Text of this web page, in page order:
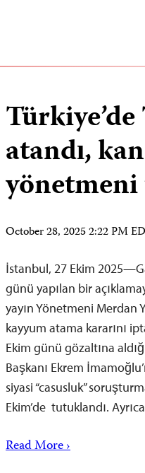
atandı,
October 28, 2025 2:22 PM
İstanbul, 27 Ekim
günü yapılan bir
yayın Yönetmeni Merdan
kayyum atama kararını
Ekim günü gözaltına
Başkanı Ekrem
siyasi “casusluk”
Ekim’de tutuklandı.
Read More ›